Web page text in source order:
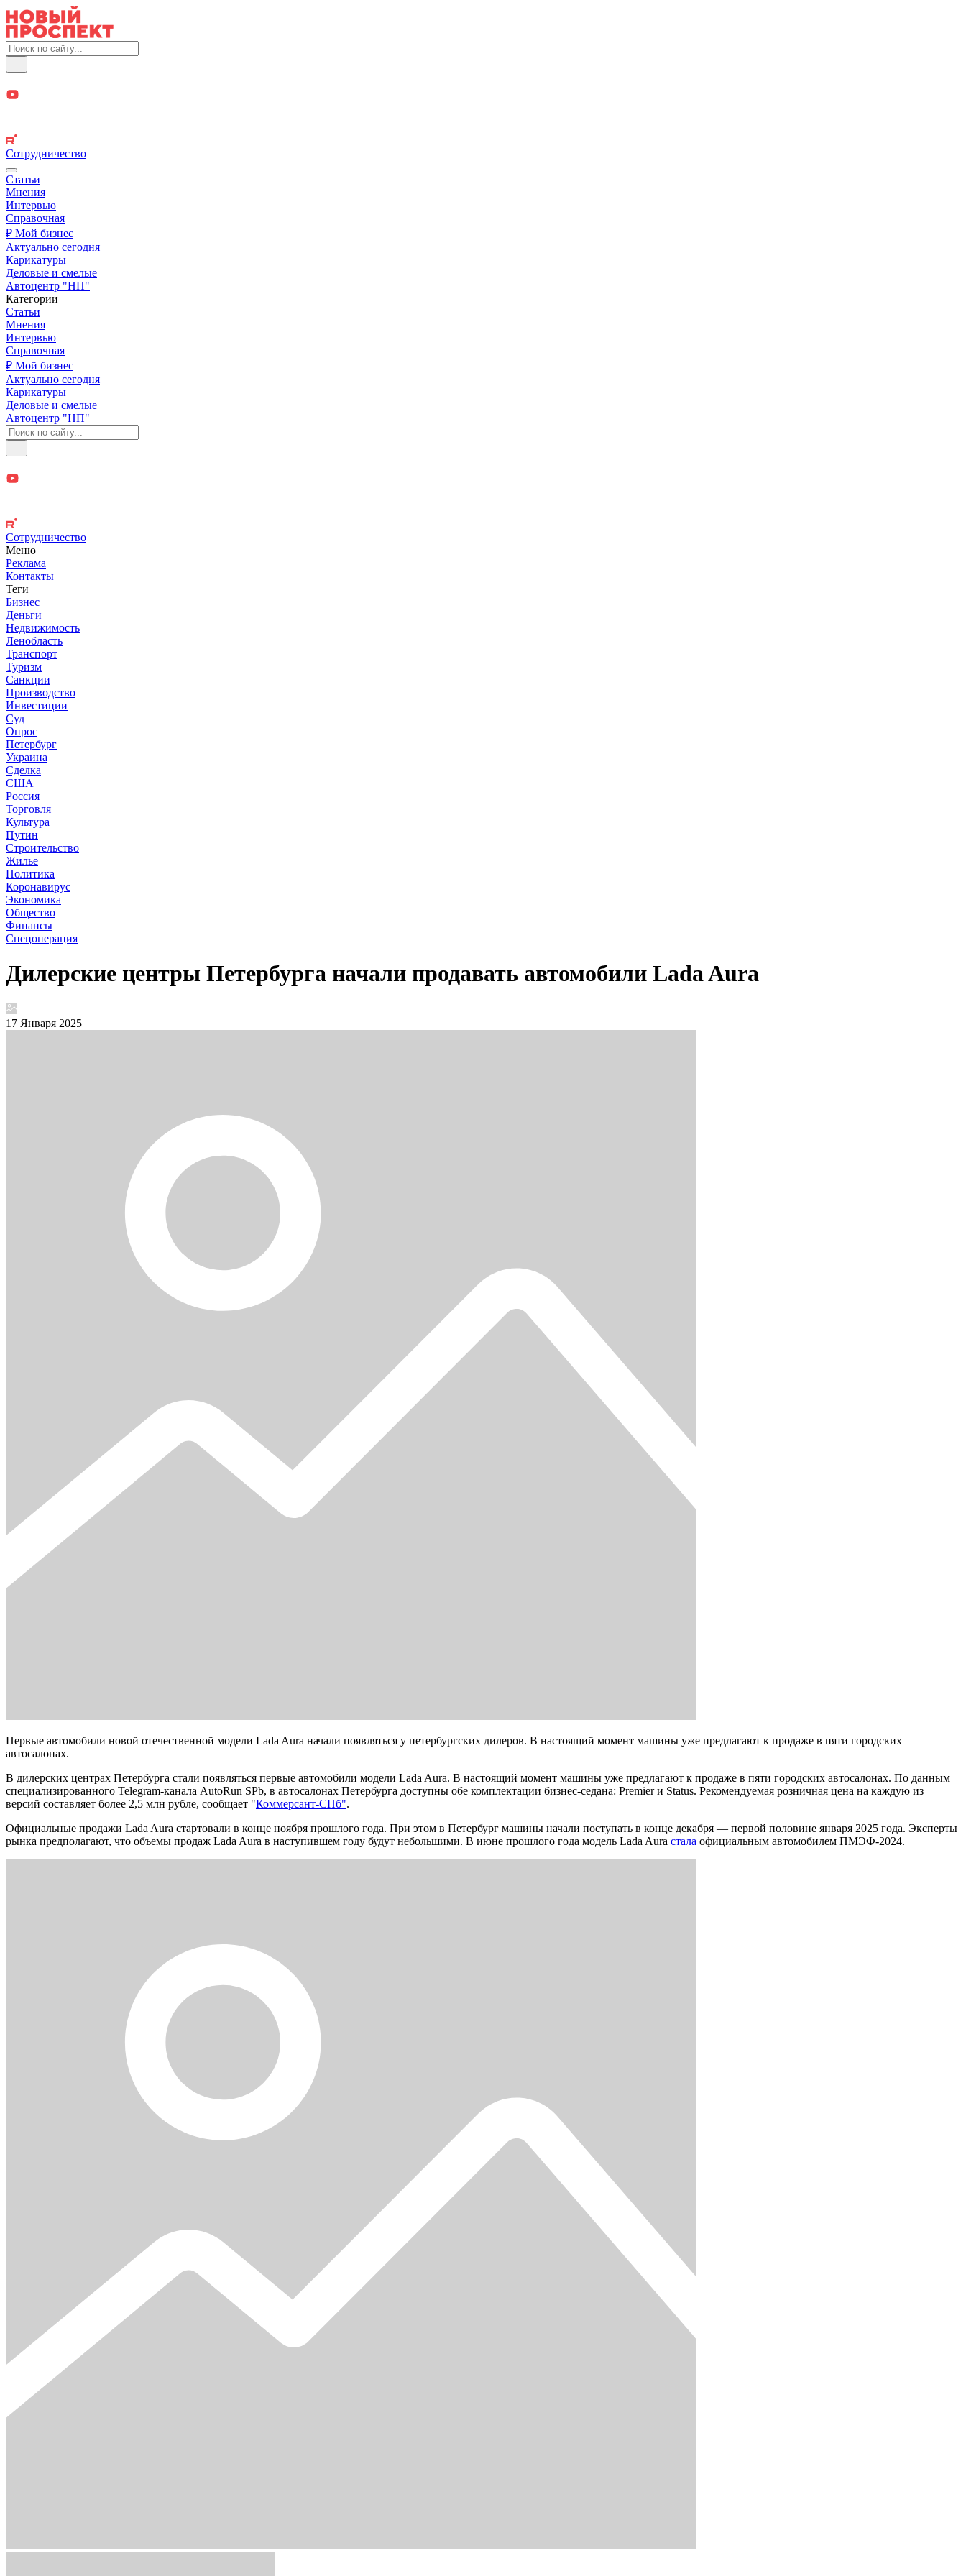
Сотрудничество
Статьи
Мнения
Интервью
Справочная
₽ Мой бизнес
Актуально сегодня
Карикатуры
Деловые и смелые
Автоцентр "НП"
Категории
Статьи
Мнения
Интервью
Справочная
₽ Мой бизнес
Актуально сегодня
Карикатуры
Деловые и смелые
Автоцентр "НП"
Сотрудничество
Меню
Реклама
Контакты
Теги
Бизнес
Деньги
Недвижимость
Ленобласть
Транспорт
Туризм
Санкции
Производство
Инвестиции
Суд
Опрос
Петербург
Украина
Сделка
США
Россия
Торговля
Культура
Путин
Строительство
Жилье
Политика
Коронавирус
Экономика
Общество
Финансы
Спецоперация
Дилерские центры Петербурга начали продавать автомобили Lada Aura
17 Января 2025
Первые автомобили новой отечественной модели Lada Aura начали появляться у петербургских дилеров. В настоящий момент машины уже предлагают к продаже в пяти городских
автосалонах.
В дилерских центрах Петербурга стали появляться первые автомобили модели Lada Aura. В настоящий момент машины уже предлагают к продаже в пяти городских автосалонах. По данным
специализированного Telegram-канала AutoRun SPb, в автосалонах Петербурга доступны обе комплектации бизнес-седана: Premier и Status. Рекомендуемая розничная цена на каждую из
версий составляет более 2,5 млн рубле, сообщает "Коммерсант-СПб".
Официальные продажи Lada Aura стартовали в конце ноября прошлого года. При этом в Петербург машины начали поступать в конце декабря — первой половине января 2025 года. Эксперты
рынка предполагают, что объемы продаж Lada Aura в наступившем году будут небольшими. В июне прошлого года модель Lada Aura стала официальным автомобилем ПМЭФ-2024.